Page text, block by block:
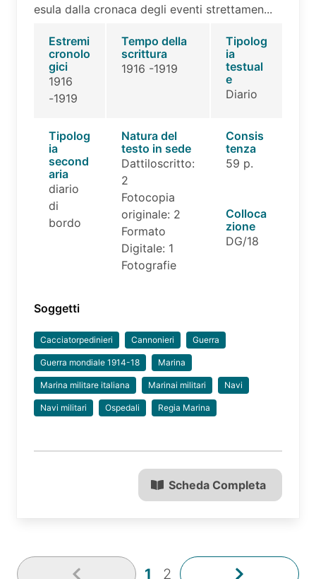
esula dalla cronaca degli eventi strettamen...
Estremi
cronolo
gici
1916
-1919
Tempo della
scrittura
1916 -1919
Tipolog
ia
testual
e
Diario
Tipolog
ia
second
aria
diario
di
bordo
Natura del
testo in sede
Dattiloscritto:
2
Fotocopia
originale: 2
Formato
Digitale: 1
Fotografie
Consis
tenza
59 p.
Colloca
zione
DG/18
Soggetti
Cacciatorpedinieri Cannonieri Guerra
Guerra mondiale 1914-18 Marina
Marina militare italiana Marinai militari Navi
Navi militari Ospedali Regia Marina
Scheda Completa
1 2